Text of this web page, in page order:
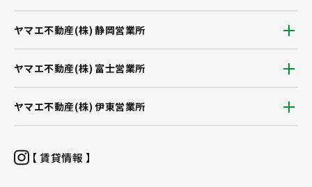
ヤマエ不動産(株) 静岡営業所
ヤマエ不動産(株) 富士営業所
ヤマエ不動産(株) 伊東営業所
【 賃貸情報 】